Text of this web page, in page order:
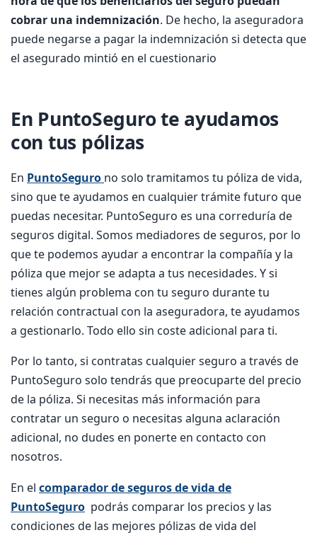
cobrar una indemnización. De hecho, la aseguradora
puede negarse a pagar la indemnización si detecta que
el asegurado mintió en el cuestionario
En PuntoSeguro te ayudamos
con tus pólizas
En PuntoSeguro no solo tramitamos tu póliza de vida,
sino que te ayudamos en cualquier trámite futuro que
puedas necesitar. PuntoSeguro es una correduría de
seguros digital. Somos mediadores de seguros, por lo
que te podemos ayudar a encontrar la compañía y la
póliza que mejor se adapta a tus necesidades. Y si
tienes algún problema con tu seguro durante tu
relación contractual con la aseguradora, te ayudamos
a gestionarlo. Todo ello sin coste adicional para ti.
Por lo tanto, si contratas cualquier seguro a través de
PuntoSeguro solo tendrás que preocuparte del precio
de la póliza. Si necesitas más información para
contratar un seguro o necesitas alguna aclaración
adicional, no dudes en ponerte en contacto con
nosotros.
En el comparador de seguros de vida de
PuntoSeguro podrás comparar los precios y las
condiciones de las mejores pólizas de vida del